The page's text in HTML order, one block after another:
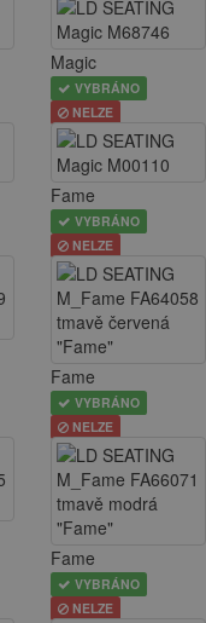
Magic
VYBRÁNO
NELZE
Fame
VYBRÁNO
NELZE
Fame
VYBRÁNO
NELZE
Fame
VYBRÁNO
NELZE